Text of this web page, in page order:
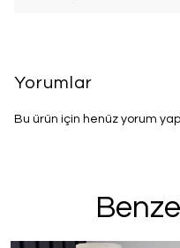
Yorumlar
Bu ürün için henüz yorum